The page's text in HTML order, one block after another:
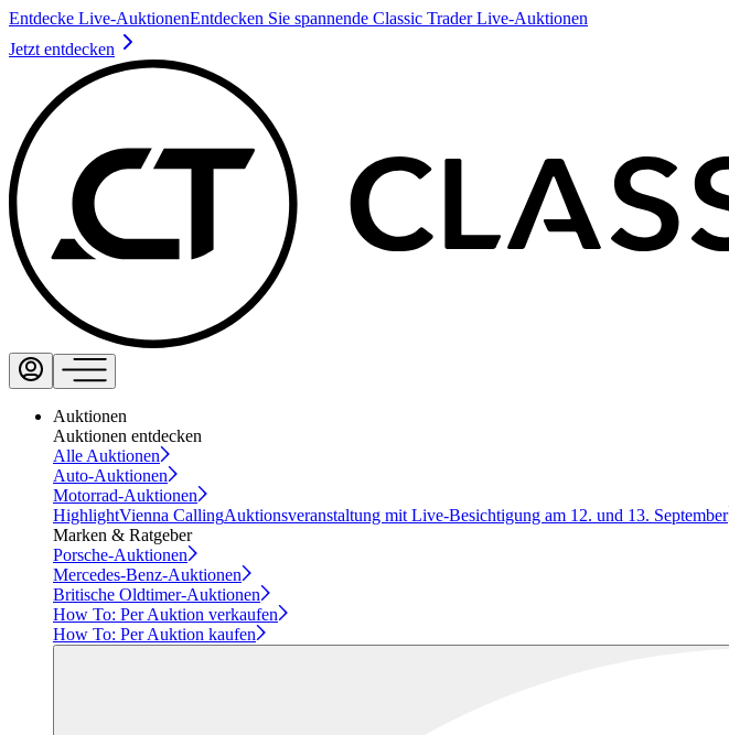
Entdecke Live-AuktionenEntdecken Sie spannende Classic Trader Live-Auktionen
Jetzt entdecken
Auktionen
Auktionen entdecken
Alle Auktionen
Auto-Auktionen
Motorrad-Auktionen
HighlightVienna CallingAuktionsveranstaltung mit Live-Besichtigung am 12. und 13. September
Marken & Ratgeber
Porsche-Auktionen
Mercedes-Benz-Auktionen
Britische Oldtimer-Auktionen
How To: Per Auktion verkaufen
How To: Per Auktion kaufen